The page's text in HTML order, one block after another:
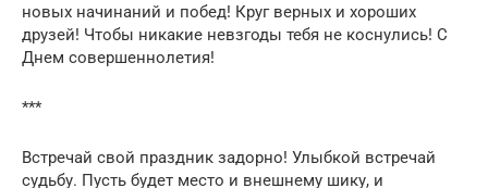
новых начинаний и побед! Круг верных и хороших
друзей! Чтобы никакие невзгоды тебя не коснулись! С
Днем совершеннолетия!
***
Встречай свой праздник задорно! Улыбкой встречай
судьбу. Пусть будет место и внешнему шику, и